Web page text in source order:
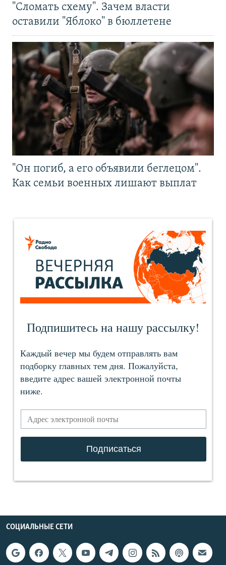
"Сломать схему". Зачем власти
оставили "Яблоко" в бюллетене
"Он погиб, а его объявили беглецом".
Как семьи военных лишают выплат
СОЦИАЛЬНЫЕ СЕТИ